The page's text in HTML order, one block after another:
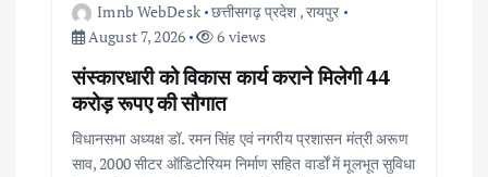
Imnb WebDesk छत्तीसगढ़ प्रदेश ,रायपुर
August 7, 2026
6 views
संस्कारधारी को विकास कार्य कराने मिलेगी 44
करोड़ रूपए की सौगात
विधानसभा अध्यक्ष डॉ. रमन सिंह एवं नगरीय प्रशासन मंत्री अरूण
साव, 2000 सीटर ऑडिटोरियम निर्माण सहित वार्डों में मूलभूत सुविधा